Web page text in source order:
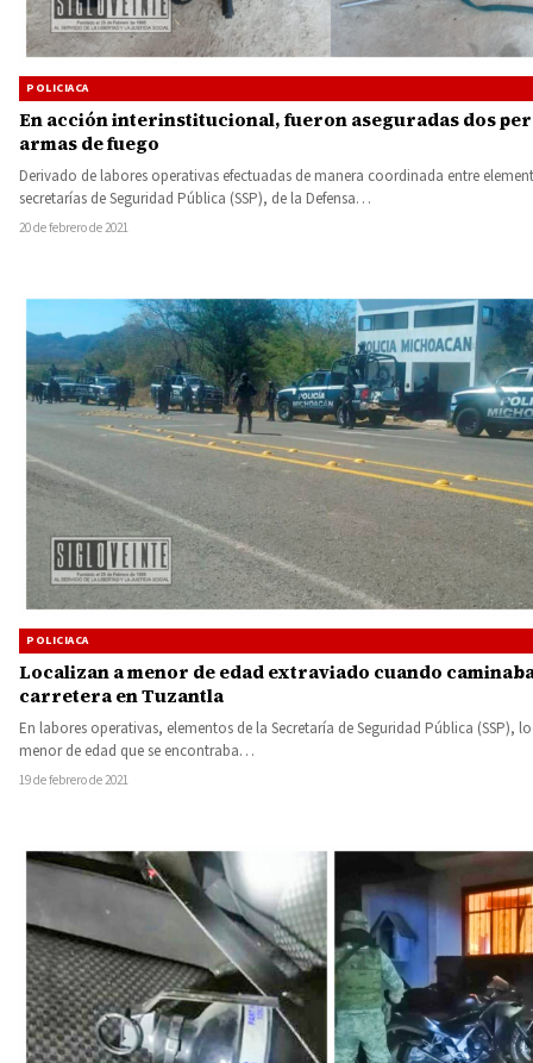
POLICIACA
En acción interinstitucional, fueron aseguradas dos
armas de fuego
Derivado de labores operativas efectuadas de manera coordinada entre
secretarías de Seguridad Pública (SSP), de la Defensa…
20 de febrero de 2021
POLICIACA
Localizan a menor de edad extraviado cuando
carretera en Tuzantla
En labores operativas, elementos de la Secretaría de Seguridad Pública (SSP),
menor de edad que se encontraba…
19 de febrero de 2021